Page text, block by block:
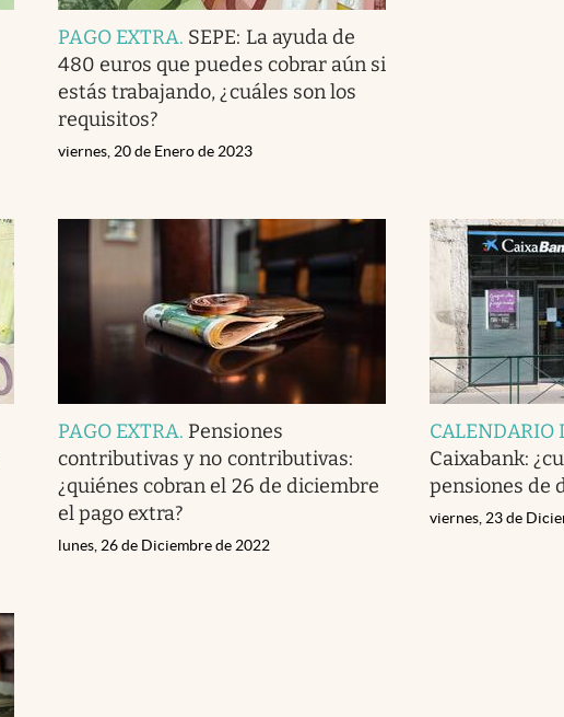
PAGO EXTRA. SEPE: La ayuda de
480 euros que puedes cobrar aún si
estás trabajando, ¿cuáles son los
requisitos?
viernes, 20 de Enero de 2023
PAGO EXTRA. Pensiones
contributivas y no contributivas:
¿quiénes cobran el 26 de diciembre
el pago extra?
lunes, 26 de Diciembre de 2022
CALENDARIO
Caixabank:
pensiones de
viernes, 23 de